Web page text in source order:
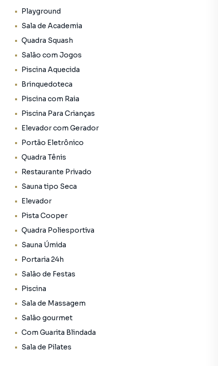
Playground
Sala de Academia
Quadra Squash
Salão com Jogos
Piscina Aquecida
Brinquedoteca
Piscina com Raia
Piscina Para Crianças
Elevador com Gerador
Portão Eletrônico
Quadra Tênis
Restaurante Privado
Sauna tipo Seca
Elevador
Pista Cooper
Quadra Poliesportiva
Sauna Úmida
Portaria 24h
Salão de Festas
Piscina
Sala de Massagem
Salão gourmet
Com Guarita Blindada
Sala de Pilates